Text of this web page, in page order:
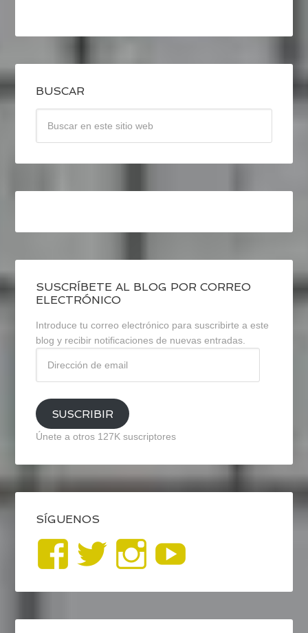
BUSCAR
SUSCRÍBETE AL BLOG POR CORREO
ELECTRÓNICO
Introduce tu correo electrónico para suscribirte a este
blog y recibir notificaciones de nuevas entradas.
email
SUSCRIBIR
Únete a otros 127K suscriptores
SÍGUENOS
Ver
perfil
de
Ver
perfil
de
Ver
perfil
de